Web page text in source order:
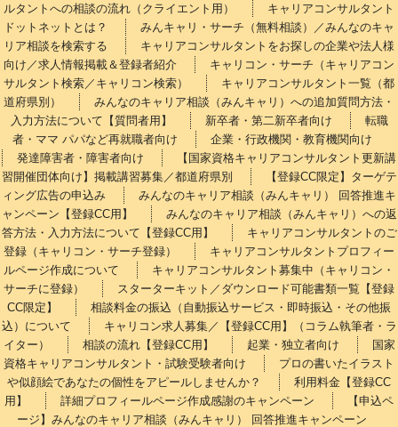
ルタントへの相談の流れ（クライエント用）
キャリアコンサルタント
ドットネットとは？
みんキャリ・サーチ（無料相談）／みんなのキャ
リア相談を検索する
キャリアコンサルタントをお探しの企業や法人様
向け／求人情報掲載＆登録者紹介
キャリコン・サーチ（キャリアコン
サルタント検索／キャリコン検索）
キャリアコンサルタント一覧（都
道府県別）
みんなのキャリア相談（みんキャリ）への追加質問方法・
入力方法について【質問者用】
新卒者・第二新卒者向け
転職
者・ママ パパなど再就職者向け
企業・行政機関・教育機関向け
発達障害者・障害者向け
【国家資格キャリアコンサルタント更新講
習開催団体向け】掲載講習募集／都道府県別
【登録CC限定】ターゲテ
ィング広告の申込み
みんなのキャリア相談（みんキャリ） 回答推進キ
ャンペーン【登録CC用】
みんなのキャリア相談（みんキャリ）への返
答方法・入力方法について【登録CC用】
キャリアコンサルタントのご
登録（キャリコン・サーチ登録）
キャリアコンサルタントプロフィー
ルページ作成について
キャリアコンサルタント募集中（キャリコン・
サーチに登録）
スターターキット／ダウンロード可能書類一覧【登録
CC限定】
相談料金の振込（自動振込サービス・即時振込・その他振
込）について
キャリコン求人募集／【登録CC用】（コラム執筆者・ラ
イター）
相談の流れ【登録CC用】 起業・独立者向け
国家
資格キャリアコンサルタント・試験受験者向け
プロの書いたイラスト
や似顔絵であなたの個性をアピールしませんか？
利用料金【登録CC
用】
詳細プロフィールページ作成感謝のキャンペーン
【申込ペ
ージ】みんなのキャリア相談（みんキャリ） 回答推進キャンペーン